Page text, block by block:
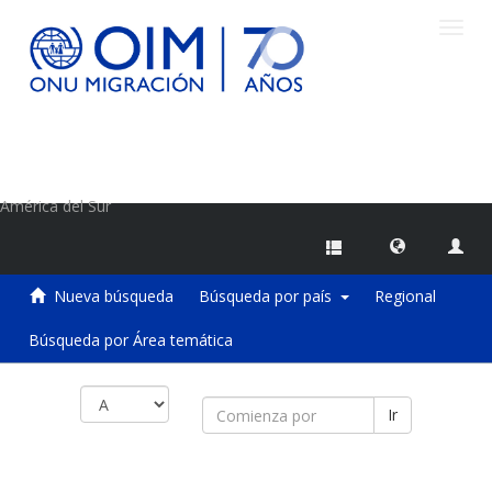
América del Sur
Nueva búsqueda Búsqueda por país Regional
Búsqueda por Área temática
Ir